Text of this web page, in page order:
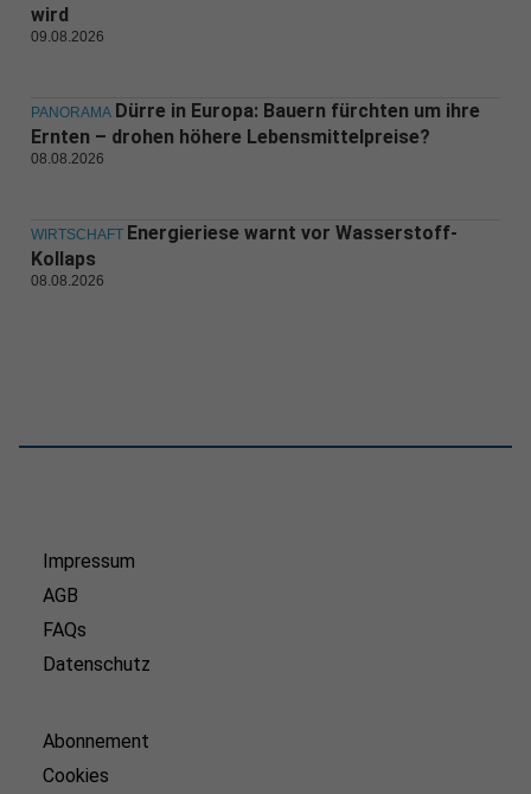
wird
09.08.2026
PANORAMA Dürre in Europa: Bauern fürchten um ihre
Ernten – drohen höhere Lebensmittelpreise?
08.08.2026
WIRTSCHAFT Energieriese warnt vor Wasserstoff-
Kollaps
08.08.2026
Impressum
AGB
FAQs
Datenschutz
Abonnement
Cookies